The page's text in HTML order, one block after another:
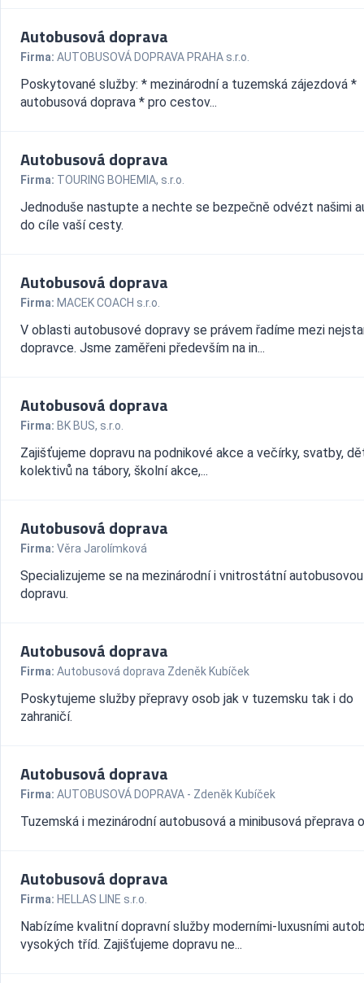
Autobusová doprava
Firma: AUTOBUSOVÁ DOPRAVA PRAHA s.r.o.
Poskytované služby: * mezinárodní a tuzemská zájezdová *
autobusová doprava * pro cestov...
Autobusová doprava
Firma: TOURING BOHEMIA, s.r.o.
Jednoduše nastupte a nechte se bezpečně odvézt našimi
do cíle vaší cesty.
Autobusová doprava
Firma: MACEK COACH s.r.o.
V oblasti autobusové dopravy se právem řadíme mezi
dopravce. Jsme zaměřeni především na in...
Autobusová doprava
Firma: BK BUS, s.r.o.
Zajišťujeme dopravu na podnikové akce a večírky, svatby,
kolektivů na tábory, školní akce,...
Autobusová doprava
Firma: Věra Jarolímková
Specializujeme se na mezinárodní i vnitrostátní autobusovou
dopravu.
Autobusová doprava
Firma: Autobusová doprava Zdeněk Kubíček
Poskytujeme služby přepravy osob jak v tuzemsku tak i do
zahraničí.
Autobusová doprava
Firma: AUTOBUSOVÁ DOPRAVA - Zdeněk Kubíček
Tuzemská i mezinárodní autobusová a minibusová přeprava
Autobusová doprava
Firma: HELLAS LINE s.r.o.
Nabízíme kvalitní dopravní služby moderními-luxusními
vysokých tříd. Zajišťujeme dopravu ne...